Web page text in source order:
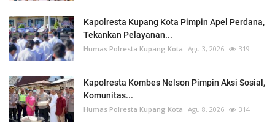
Kapolresta Kupang Kota Pimpin Apel Perdana,
Tekankan Pelayanan...
Humas Polresta Kupang Kota Agu 3, 2026 319
Kapolresta Kombes Nelson Pimpin Aksi Sosial,
Komunitas...
Humas Polresta Kupang Kota Agu 8, 2026 314